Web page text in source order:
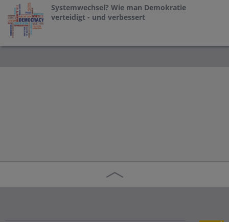
Systemwechsel? Wie man Demokratie
verteidigt - und verbessert